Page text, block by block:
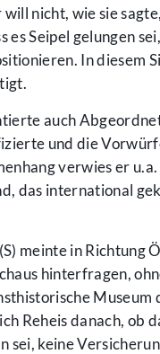
nicht, wie sie
es Seipel gelungen
In diesem
auch
und die
verwies er
das international
meinte in Richtung
hinterfragen,
Reheis danach, ob
sei, keine